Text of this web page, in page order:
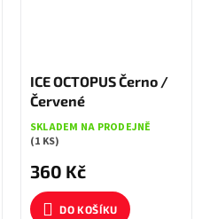
ICE OCTOPUS Černo /
Červené
SKLADEM NA PRODEJNĚ
(1 KS)
360 Kč
DO KOŠÍKU